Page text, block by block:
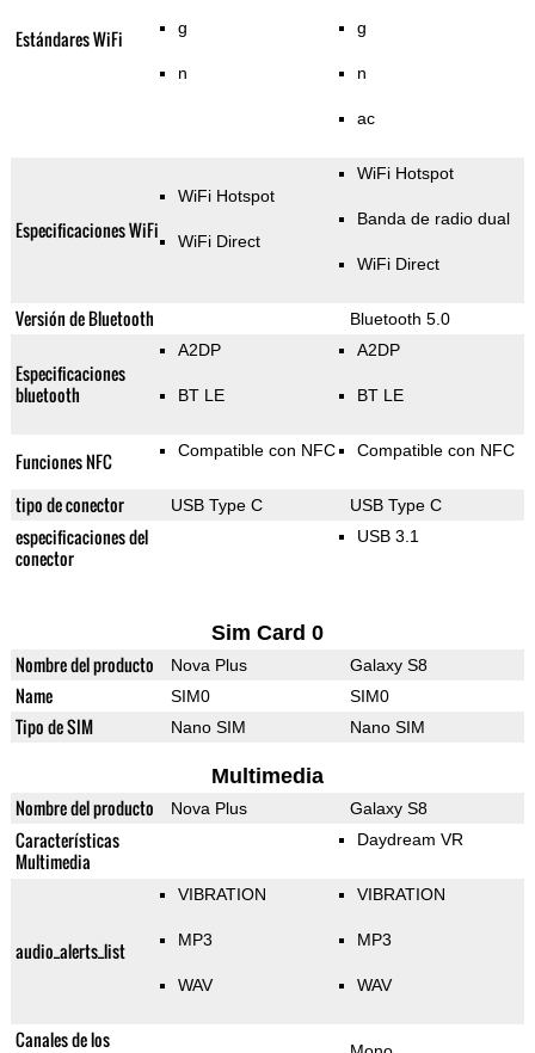
Estándares WiFi g
n
g
n
ac
Especificaciones WiFi
WiFi Hotspot
WiFi Direct
WiFi Hotspot
Banda de radio dual
WiFi Direct
Versión de Bluetooth Bluetooth 5.0
Especificaciones
bluetooth
A2DP
BT LE
A2DP
BT LE
Funciones NFC Compatible con NFC Compatible con NFC
tipo de conector USB Type C USB Type C
especificaciones del
conector
USB 3.1
Sim Card 0
Nombre del producto Nova Plus Galaxy S8
Name SIM0 SIM0
Tipo de SIM Nano SIM Nano SIM
Multimedia
Nombre del producto Nova Plus Galaxy S8
Características
Multimedia
Daydream VR
audio_alerts_list
VIBRATION
MP3
WAV
VIBRATION
MP3
WAV
Canales de los